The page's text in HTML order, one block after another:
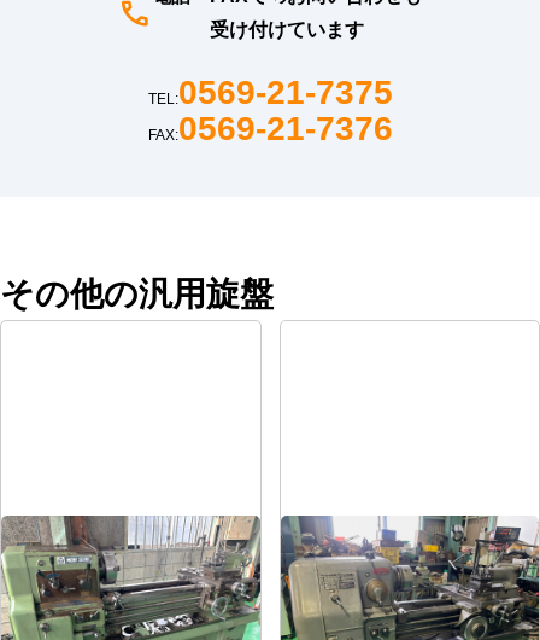
受け付けています
TEL:0569-21-7375
FAX:0569-21-7376
その他の汎用旋盤
8尺旋盤
メーカー 森精機
形 式MS-1250
6尺旋盤
メーカー オークマ
形 式LS-800